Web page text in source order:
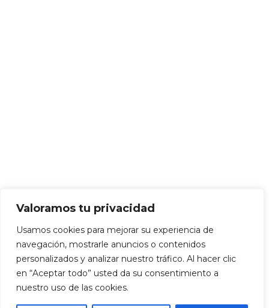
Valoramos tu privacidad
Usamos cookies para mejorar su experiencia de
navegación, mostrarle anuncios o contenidos
personalizados y analizar nuestro tráfico. Al hacer clic
en “Aceptar todo” usted da su consentimiento a
nuestro uso de las cookies.